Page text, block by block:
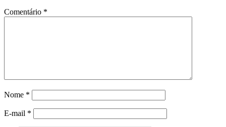
Comentário *
Nome *
E-mail *